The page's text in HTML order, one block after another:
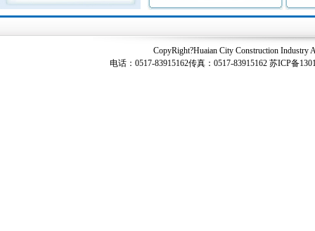
CopyRight?Huaian City Construction
电话：0517-83915162传真：0517-83915162 苏ICP备